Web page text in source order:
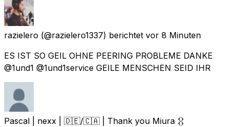
razielero (@razielero1337) berichtet vor 8 Minuten
ES IST SO GEIL OHNE PEERING PROBLEME DANKE
@1und1 @1und1service GEILE MENSCHEN SEID IHR
Pascal | nexx | 🇩🇪/🇨🇦 | Thank you Miura 𒌐